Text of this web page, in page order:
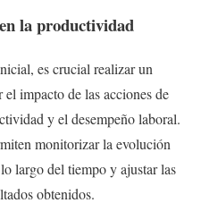
la productividad
es crucial realizar un
impacto de las acciones de
y el desempeño laboral.
monitorizar la evolución
largo del tiempo y ajustar las
obtenidos.